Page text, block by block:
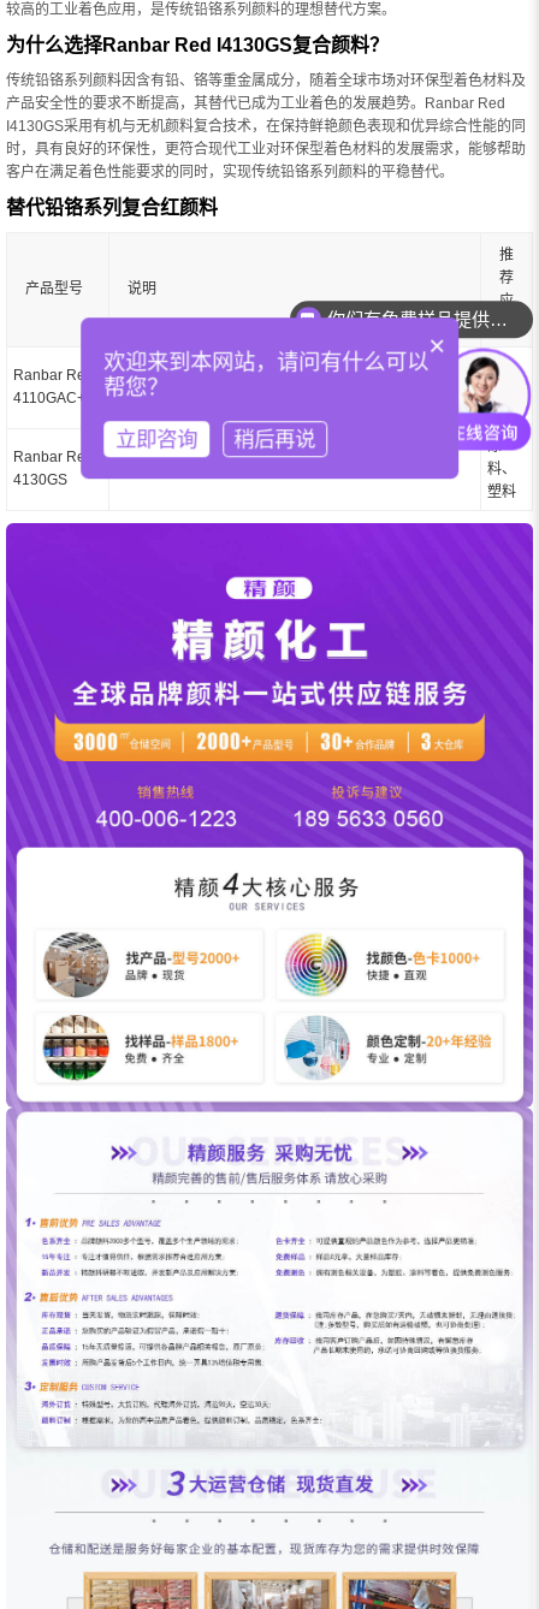
较高的工业着色应用，是传统铅铬系列颜料的理想替代方案。
为什么选择Ranbar Red I4130GS复合颜料？
传统铅铬系列颜料因含有铅、铬等重金属成分，随着全球市场对环保型着色材料及
产品安全性的要求不断提高，其替代已成为工业着色的发展趋势。Ranbar Red
I4130GS采用有机与无机颜料复合技术，在保持鲜艳颜色表现和优异综合性能的同
时，具有良好的环保性，更符合现代工业对环保型着色材料的发展需求，能够帮助
客户在满足着色性能要求的同时，实现传统铅铬系列颜料的平稳替代。
替代铅铬系列复合红颜料
产品型号 说明
推
荐
应
用
Ranbar Red I
4110GAC+
这两个型号在替代铅铬系列产品有着非常突出相似性。
颜色鲜艳，环保 含卤素，涂料,塑料通用。
涂
料、
塑料
Ranbar Red I
4130GS
涂
料、
塑料
你们有免费样品提供吗？
你们可以提供配色服务吗？
×
欢迎来到本网站，请问有什么可以
帮您？
立即咨询 稍后再说